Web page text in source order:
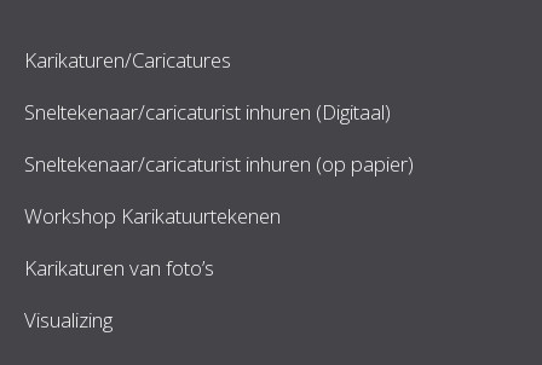
Karikaturen/Caricatures
Sneltekenaar/caricaturist inhuren (Digitaal)
Sneltekenaar/caricaturist inhuren (op papier)
Workshop Karikatuurtekenen
Karikaturen van foto’s
Visualizing